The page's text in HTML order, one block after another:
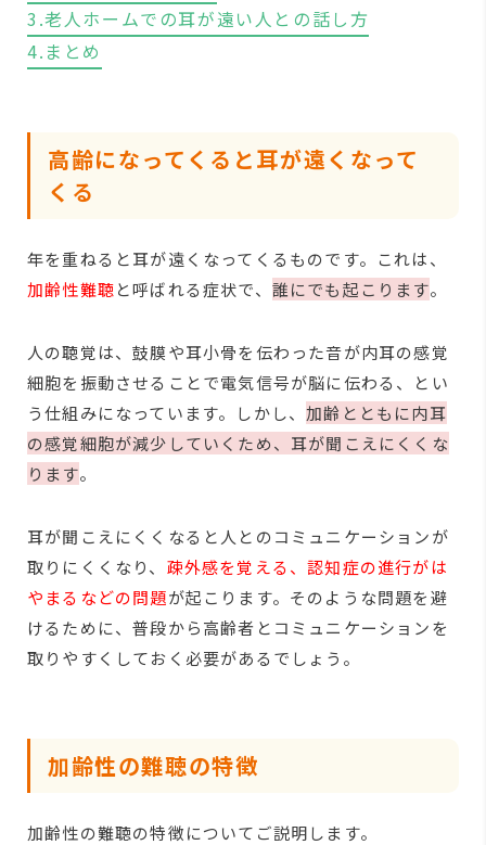
3.老人ホームでの耳が遠い人との話し方
4.まとめ
高齢になってくると耳が遠くなって
くる
年を重ねると耳が遠くなってくるものです。これは、
加齢性難聴と呼ばれる症状で、 誰にでも起こります。
人の聴覚は、鼓膜や耳小骨を伝わった音が内耳の感覚
細胞を振動させることで電気信号が脳に伝わる、とい
う仕組みになっています。しかし、加齢とともに内耳
の感覚細胞が減少していくため、耳が聞こえにくくな
ります。
耳が聞こえにくくなると人とのコミュニケーションが
取りにくくなり、 疎外感を覚える、認知症の進行がは
やまるなどの問題が起こります。そのような問題を避
けるために、普段から高齢者とコミュニケーションを
取りやすくしておく必要があるでしょう。
加齢性の難聴の特徴
加齢性の難聴の特徴についてご説明します。